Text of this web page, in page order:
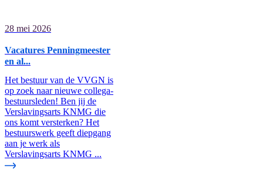
28 mei 2026
Vacatures Penningmeester
en al...
Het bestuur van de VVGN is
op zoek naar nieuwe collega-
bestuursleden! Ben jij de
Verslavingsarts KNMG die
ons komt versterken? Het
bestuurswerk geeft diepgang
aan je werk als
Verslavingsarts KNMG ...